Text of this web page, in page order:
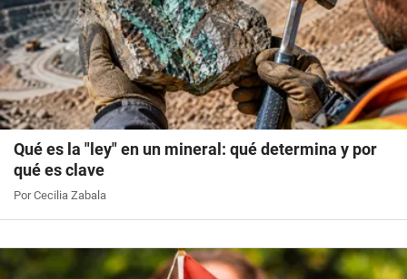
Qué es la "ley" en un mineral: qué determina y por
qué es clave
Por Cecilia Zabala